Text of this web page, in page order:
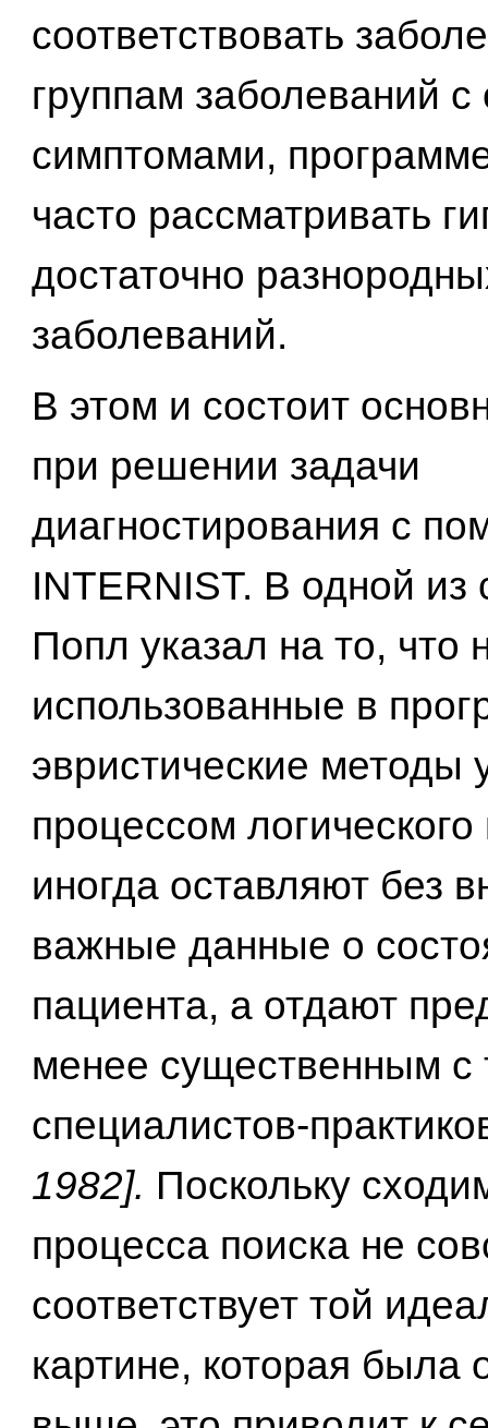
соответствовать
группам заболеваний
симптомами,
часто рассматривать
достаточно
заболеваний.
В этом и состоит
при решении задачи
диагностирования с
INTERNIST. В одной из
Попл указал на то, что
использованные в
эвристические методы
процессом
иногда оставляют без
важные данные о
пациента, а отдают
менее существенным с
специалистов-
1982]. Поскольку
процесса поиска не
соответствует той
картине, которая была